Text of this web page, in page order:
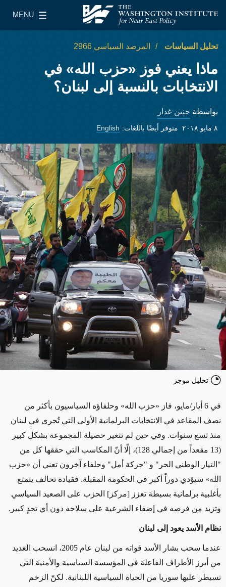
معهد واشنطن لسياسات الشرق الأدنى
MENU
Main Menu
تحليل السياسات المرصد السياسي 2966
ماذا يعني فوز «حزب الله» في
الانتخابات بالنسبة إلى لبنان؟
بواسطة حنين غدار
٨ مايو ٢٠١٨ متوفر أيضًا باللغات: English
تحليل موجز
في 6 أيار/مايو، فاز «حزب الله» وحلفاؤه السياسيون بأكثر من
نصف المقاعد في الانتخابات البرلمانية الأولى التي تُجرى في لبنان
منذ تسع سنوات. وفي حين لم تتغير حصيلة المجموعة بشكل كبير
(13 مقعداً من إجمالي 128)، إلّا أنّ المكاسب التي حققها كل من
"التيار الوطني الحر" و "حركة أمل" وحلفاء آخرون تعني أن «حزب
الله» سيؤدي دوراً أكبر في الحكومة المقبلة. فقيادة تحالف يتمتع
بأغلبية برلمانية بسيطة تعزز [مركز] الحزب على الصعيد السياسي
وتزيد من فرصه في إضفاء الشرعية على سلاحه دون أي تحدٍ كبير.
نظام الأسد يعود إلى لبنان
عندما سحب بشار الأسد قواته من لبنان عام 2005، انسحب العديد
من أبرز الأطراف الفاعلة في المؤسسة السياسية والأمنية التي
تسيطر عليها سوريا من الحياة السياسية اللبنانية. لكنّ الزخم